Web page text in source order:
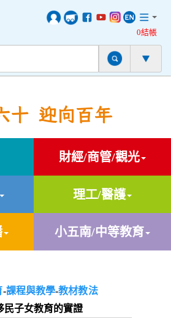
0結帳
十 迎向百年
財經/商管/觀光
理工/醫護
小五南/中等教育
-課程與教學-教材教法
民子女教育的實證